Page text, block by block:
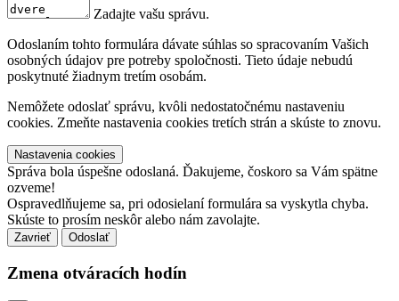
Zadajte vašu správu.
Odoslaním tohto formulára dávate súhlas so spracovaním Vašich
osobných údajov pre potreby spoločnosti. Tieto údaje nebudú
poskytnuté žiadnym tretím osobám.
Nemôžete odoslať správu, kvôli nedostatočnému nastaveniu
cookies. Zmeňte nastavenia cookies tretích strán a skúste to znovu.
Nastavenia cookies
Správa bola úspešne odoslaná. Ďakujeme, čoskoro sa Vám spätne
ozveme!
Ospravedlňujeme sa, pri odosielaní formulára sa vyskytla chyba.
Skúste to prosím neskôr alebo nám zavolajte.
Zavrieť
Zmena otváracích hodín